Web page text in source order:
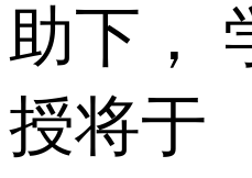
助下，
授将于